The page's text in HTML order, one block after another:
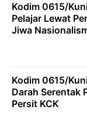
Kodim 0615/
Pelajar Lewat
Jiwa
Kodim 0615/
Darah Serentak
Persit KCK